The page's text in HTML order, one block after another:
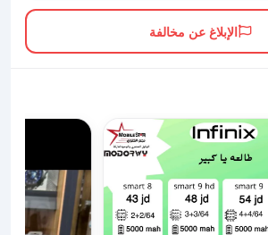
الإبلاغ عن مخالفة